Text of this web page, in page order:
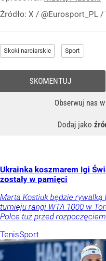
Źródło: X / @Eurosport_PL
Skoki narciarskie Sport
Obserwuj nas w
Dodaj jako
SKOMENTUJ
Ukrainka koszmarem Igi
zostały w pamięci
Marta Kostiuk będzie
turnieju rangi WTA 1000 w
Polce tuż przed
TenisSport